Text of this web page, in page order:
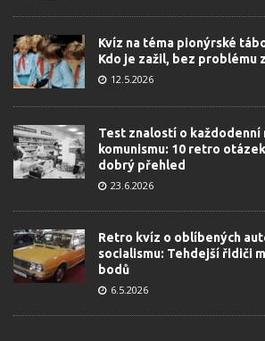
Kvíz na téma pionýrské
Kdo je zažil, bez problému
12.5.2026
Test znalostí o každodenní
komunismu: 10 retro
dobrý přehled
23.6.2026
Retro kvíz o oblíbených
socialismu: Tehdejší řidiči
bodů
6.5.2026